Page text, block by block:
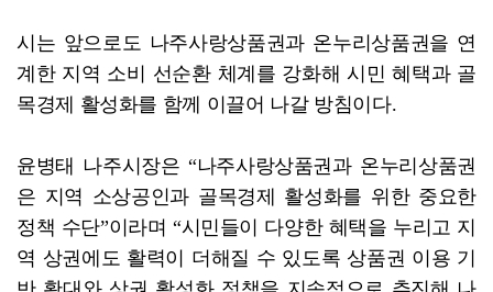
시는 앞으로도 나주사랑상품권과 온누리상품권을 연
계한 지역 소비 선순환 체계를 강화해 시민 혜택과 골
목경제 활성화를 함께 이끌어 나갈 방침이다.
윤병태 나주시장은 “나주사랑상품권과 온누리상품권
은 지역 소상공인과 골목경제 활성화를 위한 중요한
정책 수단”이라며 “시민들이 다양한 혜택을 누리고 지
역 상권에도 활력이 더해질 수 있도록 상품권 이용 기